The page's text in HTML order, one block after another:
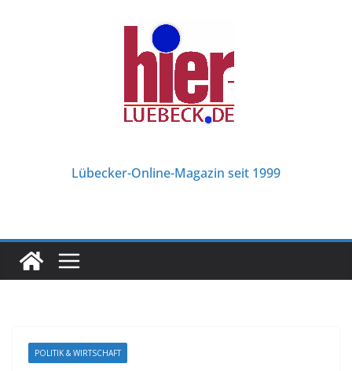
Lübecker-Online-Magazin seit 1999
POLITIK & WIRTSCHAFT